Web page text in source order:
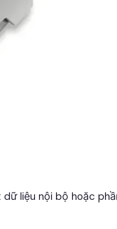
liệu nội bộ hoặc